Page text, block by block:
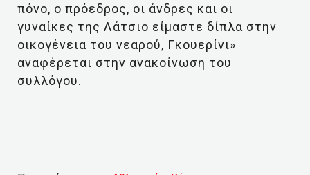
πόνο, ο πρόεδρος, οι άνδρες και οι
γυναίκες της Λάτσιο είμαστε δίπλα στην
οικογένεια του νεαρού, Γκουερίνι»
αναφέρεται στην ανακοίνωση του
συλλόγου.